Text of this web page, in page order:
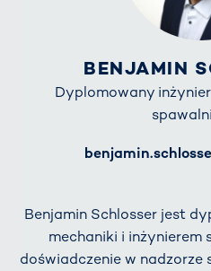
BENJAMIN
Dyplomowany
Benjamin Schlosser jest
mechaniki i inżynierem
doświadczenie w